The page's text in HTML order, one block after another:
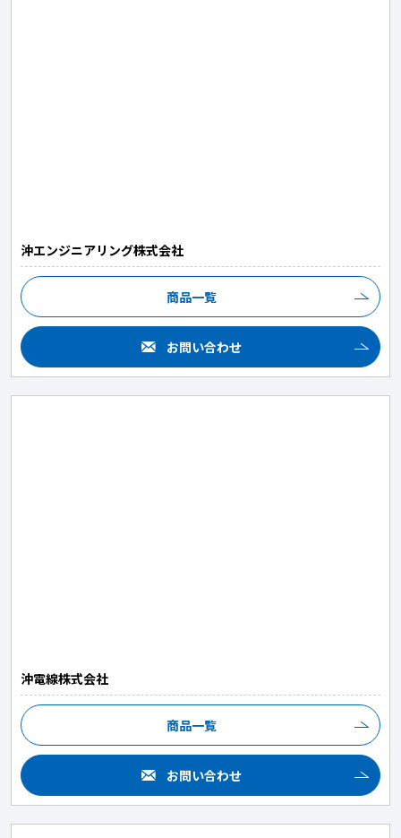
沖エンジニアリング株式会社
商品一覧
お問い合わせ
沖電線株式会社
商品一覧
お問い合わせ